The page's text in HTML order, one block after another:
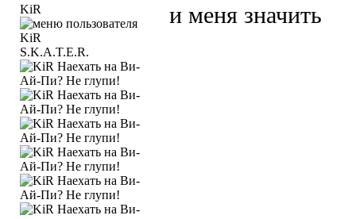
KiR
S.K.A.T.E.R.
и меня значить